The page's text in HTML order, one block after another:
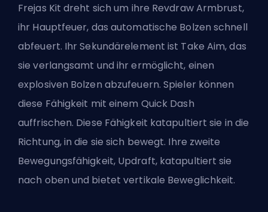
Frejas Kit dreht sich um ihre Revdraw Armbrust,
ihr Hauptfeuer, das automatische Bolzen schnell
abfeuert. Ihr Sekundärelement ist Take Aim, das
sie verlangsamt und ihr ermöglicht, einen
explosiven Bolzen abzufeuern. Spieler können
diese Fähigkeit mit einem Quick Dash
auffrischen. Diese Fähigkeit katapultiert sie in die
Richtung, in die sie sich bewegt. Ihre zweite
Bewegungsfähigkeit, Updraft, katapultiert sie
nach oben und bietet vertikale Beweglichkeit.